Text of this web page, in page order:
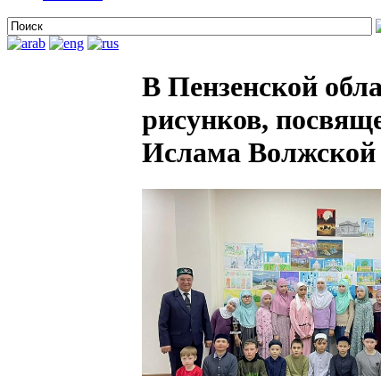
В Пензенской
рисунков,
Ислама Волжской